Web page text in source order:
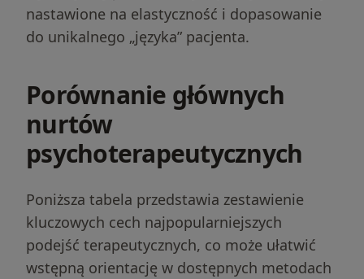
nastawione na elastyczność i dopasowanie
do unikalnego „języka” pacjenta.
Porównanie głównych
nurtów
psychoterapeutycznych
Poniższa tabela przedstawia zestawienie
kluczowych cech najpopularniejszych
podejść terapeutycznych, co może ułatwić
wstępną orientację w dostępnych metodach